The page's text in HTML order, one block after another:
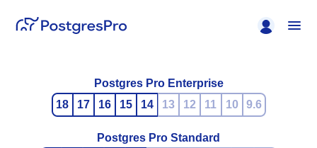
Postgres Pro Enterprise
18
17 16 15 14 13 12 11 10 9.6
Postgres Pro Standard